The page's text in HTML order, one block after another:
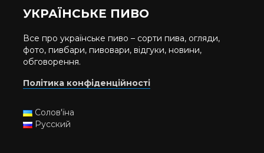
УКРАЇНСЬКЕ ПИВО
Все про українське пиво – сорти пива, огляди,
фото, пивбари, пивовари, відгуки, новини,
обговорення.
Політика конфіденційності
Солов'їна
Русский